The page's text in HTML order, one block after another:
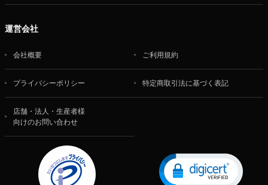
運営会社
会社概要 ご利用規約
プライバシーポリシー 特定商取引法に基づく表記
店舗・法人・生産者様
向けのお問い合わせ